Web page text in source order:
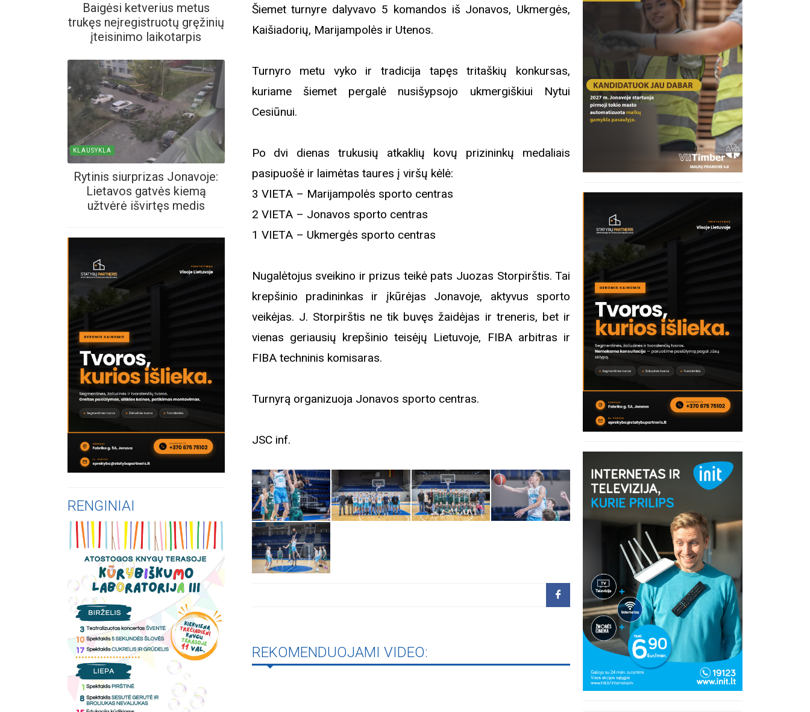
Baigėsi ketverius metus
trukęs neįregistruotų gręžinių
įteisinimo laikotarpis
KLAUSYKLA
Rytinis siurprizas Jonavoje:
Lietavos gatvės kiemą
užtvėrė išvirtęs medis
RENGINIAI
Šiemet turnyre dalyvavo 5 komandos iš Jonavos, Ukmergės,
Kaišiadorių, Marijampolės ir Utenos.
Turnyro metu vyko ir tradicija tapęs tritaškių konkursas,
kuriame šiemet pergalė nusišypsojo ukmergiškiui Nytui
Cesiūnui.
Po dvi dienas trukusių atkaklių kovų prizininkų medaliais
pasipuošė ir laimėtas taures į viršų kėlė:
3 VIETA – Marijampolės sporto centras
2 VIETA – Jonavos sporto centras
1 VIETA – Ukmergės sporto centras
Nugalėtojus sveikino ir prizus teikė pats Juozas Storpirštis. Tai
krepšinio pradininkas ir įkūrėjas Jonavoje, aktyvus sporto
veikėjas. J. Storpirštis ne tik buvęs žaidėjas ir treneris, bet ir
vienas geriausių krepšinio teisėjų Lietuvoje, FIBA arbitras ir
FIBA techninis komisaras.
Turnyrą organizuoja Jonavos sporto centras.
JSC inf.
REKOMENDUOJAMI VIDEO: